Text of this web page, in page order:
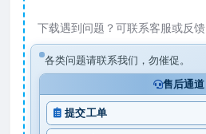
下载遇到问题？可联系客服或反馈
各类问题请联系我们，勿催促。
售后通道
提交工单